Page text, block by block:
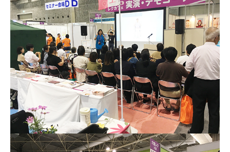
ご契約までの流れ
よくあるご質問
楽曲検索
新曲情報
営業所一覧